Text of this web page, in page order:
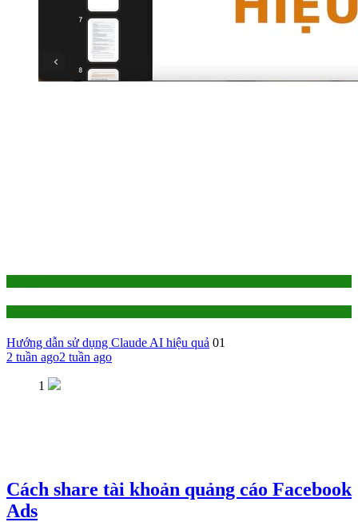
Hướng dẫn sử dụng Claude AI hiệu quả 01
2 tuần ago2 tuần ago
1
Cách share tài khoản quảng cáo Facebook
Ads